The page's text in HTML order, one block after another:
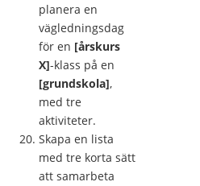
planera en
vägledningsdag
för en [årskurs
X]-klass på en
[grundskola],
med tre
aktiviteter.
Skapa en lista
med tre korta sätt
att samarbeta